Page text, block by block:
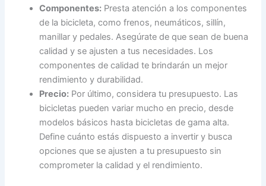
Componentes: Presta atención a los componentes
de la bicicleta, como frenos, neumáticos, sillín,
manillar y pedales. Asegúrate de que sean de buena
calidad y se ajusten a tus necesidades. Los
componentes de calidad te brindarán un mejor
rendimiento y durabilidad.
Precio: Por último, considera tu presupuesto. Las
bicicletas pueden variar mucho en precio, desde
modelos básicos hasta bicicletas de gama alta.
Define cuánto estás dispuesto a invertir y busca
opciones que se ajusten a tu presupuesto sin
comprometer la calidad y el rendimiento.